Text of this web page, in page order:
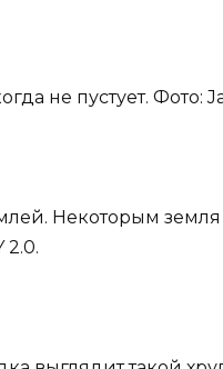
не пустует. Фото:
Некоторым
2.0.